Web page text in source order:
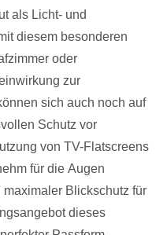
als Licht- und
diesem besonderen
oder
zur
sich auch noch auf
Schutz vor
von TV-Flatscreens
für die Augen
Blickschutz für
dieses